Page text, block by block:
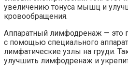
увеличению тонуса мышц и
кровообращения.
Аппаратный лимфодренаж — это
с помощью специального
лимфатические узлы на груди.
улучшить лимфодренаж и